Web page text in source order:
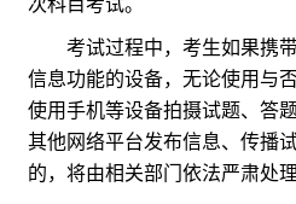
考试过程中，考生如果携带
信息功能的设备，无论使用与
使用手机等设备拍摄试题、答
其他网络平台发布信息、传播
的，将由相关部门依法严肃处理